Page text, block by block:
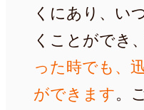
くにあり、い
くことができ、
った時でも、
ができます。